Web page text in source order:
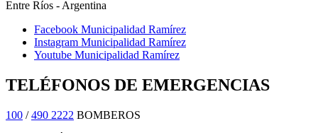
Entre Ríos - Argentina
Facebook Municipalidad Ramírez
Instagram Municipalidad Ramírez
Youtube Municipalidad Ramírez
TELÉFONOS DE EMERGENCIAS
100 /490 2222 BOMBEROS